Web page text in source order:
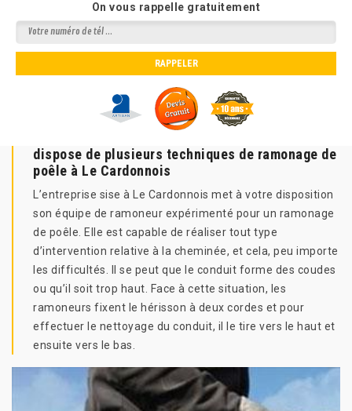
On vous rappelle gratuitement
dispose de plusieurs techniques de ramonage de
poêle à Le Cardonnois
L’entreprise sise à Le Cardonnois met à votre disposition
son équipe de ramoneur expérimenté pour un ramonage
de poêle. Elle est capable de réaliser tout type
d’intervention relative à la cheminée, et cela, peu importe
les difficultés. Il se peut que le conduit forme des coudes
ou qu’il soit trop haut. Face à cette situation, les
ramoneurs fixent le hérisson à deux cordes et pour
effectuer le nettoyage du conduit, il le tire vers le haut et
ensuite vers le bas.